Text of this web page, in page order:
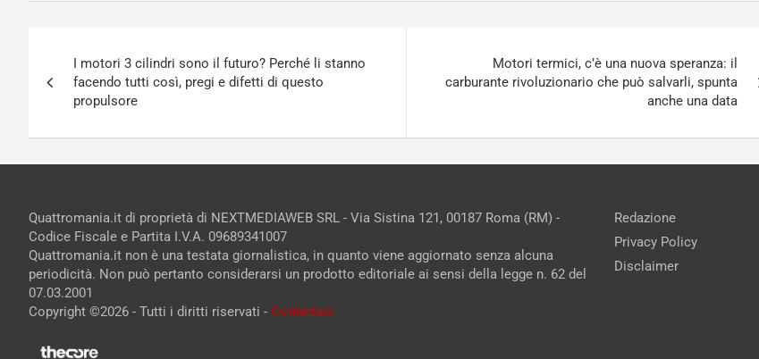
articoli
I motori 3 cilindri sono il futuro? Perché li stanno
facendo tutti così, pregi e difetti di questo
propulsore
Motori termici, c’è una nuova speranza: il
carburante rivoluzionario che può salvarli, spunta
anche una data
Quattromania.it di proprietà di NEXTMEDIAWEB SRL - Via Sistina 121, 00187 Roma (RM) -
Codice Fiscale e Partita I.V.A. 09689341007
Quattromania.it non è una testata giornalistica, in quanto viene aggiornato senza alcuna
periodicità. Non può pertanto considerarsi un prodotto editoriale ai sensi della legge n. 62 del
07.03.2001
Copyright ©2026 - Tutti i diritti riservati - Contattaci
Redazione
Privacy Policy
Disclaimer